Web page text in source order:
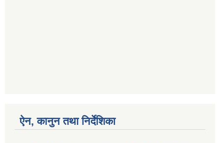
ऐन, कानुन तथा निर्देशिका